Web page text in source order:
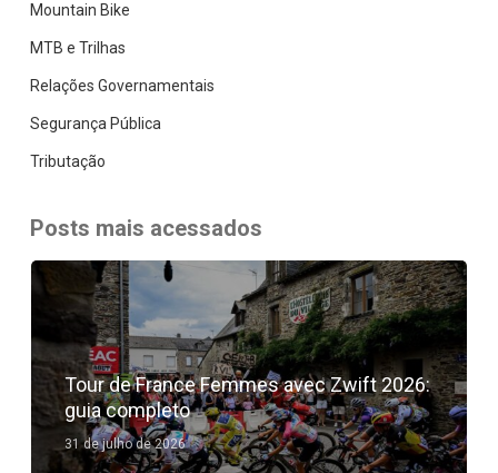
Mountain Bike
MTB e Trilhas
Relações Governamentais
Segurança Pública
Tributação
Posts mais acessados
Tour de France Femmes avec Zwift 2026:
guia completo
31 de julho de 2026